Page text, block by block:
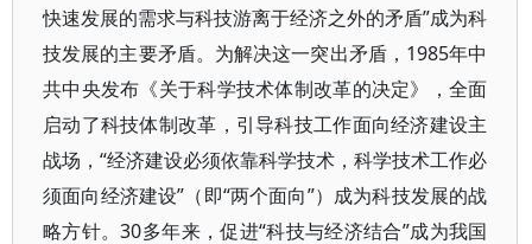
快速发展的需求与科技游离于经济之外的矛盾”成为科
技发展的主要矛盾。为解决这一突出矛盾，1985年中
共中央发布《关于科学技术体制改革的决定》，全面
启动了科技体制改革，引导科技工作面向经济建设主
战场，“经济建设必须依靠科学技术，科学技术工作必
须面向经济建设”（即“两个面向”）成为科技发展的战
略方针。30多年来，促进“科技与经济结合”成为我国